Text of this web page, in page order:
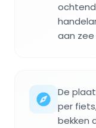
aan
De
per
bekken